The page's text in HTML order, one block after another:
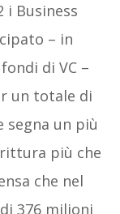
i Business
– in
di VC –
un totale di
segna un più
più che
che nel
376 milioni